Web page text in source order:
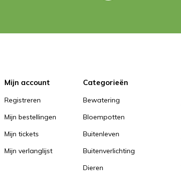
Mijn account
Registreren
Mijn bestellingen
Mijn tickets
Mijn verlanglijst
Categorieën
Bewatering
Bloempotten
Buitenleven
Buitenverlichting
Dieren